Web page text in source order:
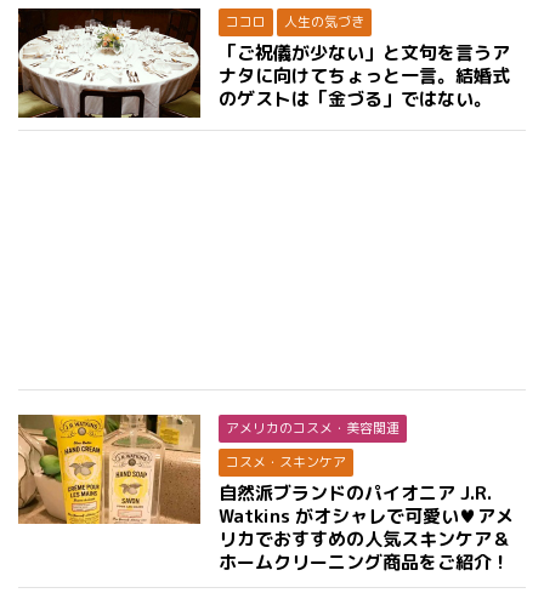
ココロ 人生の気づき
「ご祝儀が少ない」と文句を言うア
ナタに向けてちょっと一言。結婚式
のゲストは「金づる」ではない。
アメリカのコスメ・美容関連
コスメ・スキンケア
自然派ブランドのパイオニア J.R.
Watkins がオシャレで可愛い♥アメ
リカでおすすめの人気スキンケア＆
ホームクリーニング商品をご紹介！